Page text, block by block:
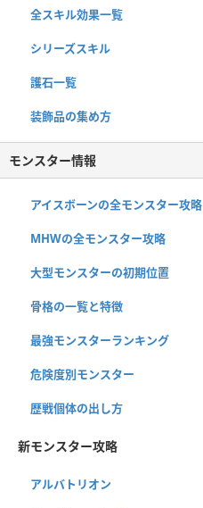
全スキル効果一覧
シリーズスキル
護石一覧
装飾品の集め方
モンスター情報
アイスボーンの全モンスター攻略
MHWの全モンスター攻略
大型モンスターの初期位置
骨格の一覧と特徴
最強モンスターランキング
危険度別モンスター
歴戦個体の出し方
新モンスター攻略
アルバトリオン